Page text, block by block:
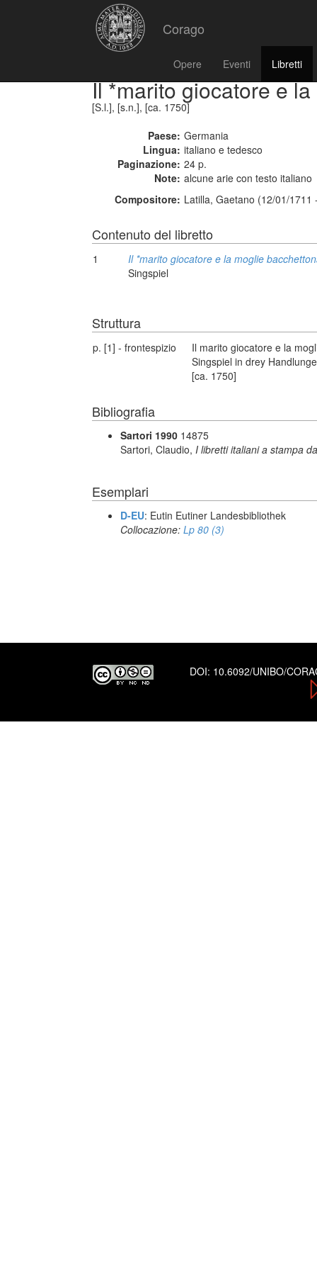
Corago
Opere Eventi Libretti
Il *marito giocatore e
[S.l.], [s.n.], [ca. 1750]
Paese: Germania
Lingua: italiano e tedesco
Paginazione: 24 p.
Note: alcune arie con testo italiano
Compositore: Latilla, Gaetano (12/01/1711
Contenuto del libretto
1
Il *marito giocatore e la moglie
Singspiel
Struttura
p. [1] - frontespizio
Il marito giocatore e la
Singspiel in drey
[ca. 1750]
Bibliografia
Sartori 1990 14875
Sartori, Claudio, I libretti italiani a stampa
Esemplari
D-EU: Eutin Eutiner Landesbibliothek
Collocazione: Lp 80 (3)
DOI: 10.6092/UNIBO/